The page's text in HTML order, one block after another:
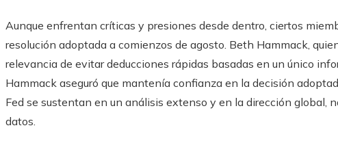
Aunque enfrentan críticas y presiones desde dentro, ciertos
resolución adoptada a comienzos de agosto. Beth Hammack,
relevancia de evitar deducciones rápidas basadas en un único
Hammack aseguró que mantenía confianza en la decisión
Fed se sustentan en un análisis extenso y en la dirección global,
datos.